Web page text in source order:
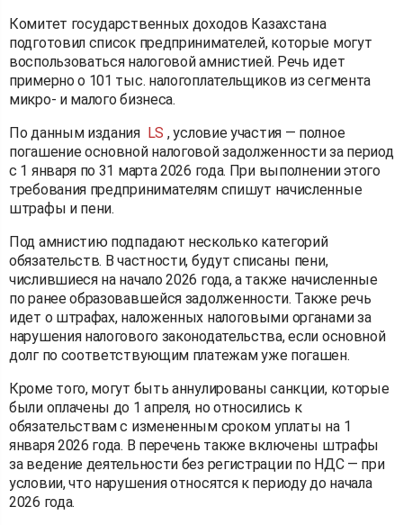
Комитет государственных доходов Казахстана
подготовил список предпринимателей, которые могут
воспользоваться налоговой амнистией. Речь идет
примерно о 101 тыс. налогоплательщиков из сегмента
микро- и малого бизнеса.
По данным издания LS , условие участия — полное
погашение основной налоговой задолженности за период
с 1 января по 31 марта 2026 года. При выполнении этого
требования предпринимателям спишут начисленные
штрафы и пени.
Под амнистию подпадают несколько категорий
обязательств. В частности, будут списаны пени,
числившиеся на начало 2026 года, а также начисленные
по ранее образовавшейся задолженности. Также речь
идет о штрафах, наложенных налоговыми органами за
нарушения налогового законодательства, если основной
долг по соответствующим платежам уже погашен.
Кроме того, могут быть аннулированы санкции, которые
были оплачены до 1 апреля, но относились к
обязательствам с измененным сроком уплаты на 1
января 2026 года. В перечень также включены штрафы
за ведение деятельности без регистрации по НДС — при
условии, что нарушения относятся к периоду до начала
2026 года.